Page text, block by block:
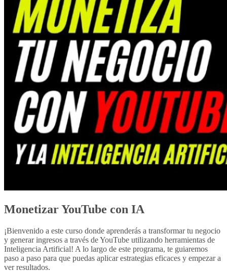
Monetizar YouTube con IA
¡Bienvenido a este curso donde aprenderás a transformar tu negocio
y generar ingresos a través de YouTube utilizando herramientas de
Inteligencia Artificial! A lo largo de este programa, te guiaremos
paso a paso para que puedas aplicar estrategias eficaces y empezar a
ver resultados.